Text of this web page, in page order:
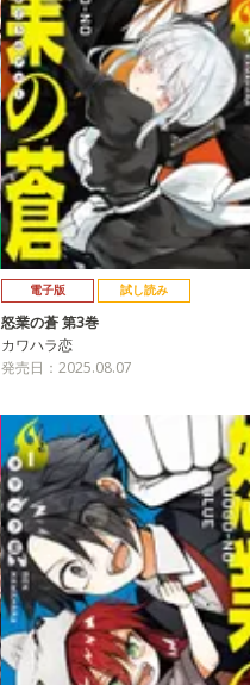
電子版 試し読み
怒業の蒼 第3巻
カワハラ恋
発売日：2025.08.07